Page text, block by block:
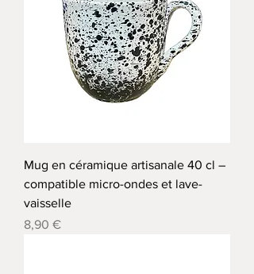
Mug en céramique artisanale 40 cl –
compatible micro-ondes et lave-
vaisselle
Precio
8,90 €